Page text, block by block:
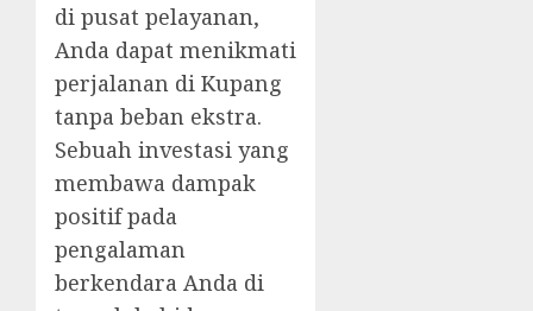
di pusat pelayanan,
Anda dapat menikmati
perjalanan di Kupang
tanpa beban ekstra.
Sebuah investasi yang
membawa dampak
positif pada
pengalaman
berkendara Anda di